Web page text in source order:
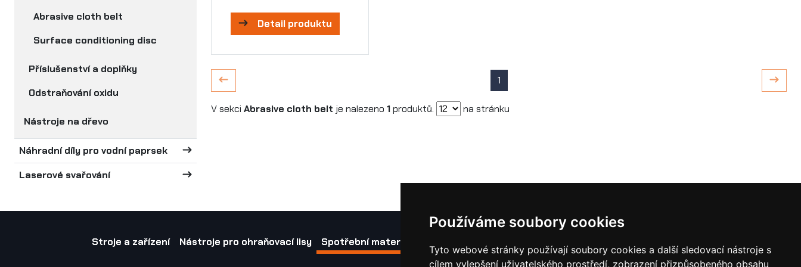
Používáme soubory cookies
Tyto webové stránky používají soubory cookies a další sledovací nástroje s
cílem vylepšení uživatelského prostředí, zobrazení přizpůsobeného obsahu
Abrasive cloth belt
Surface conditioning disc
Příslušenství a doplňky
Odstraňování oxidu
Nástroje na dřevo
Náhradní díly pro vodní paprsek
Laserové svařování
Detail produktu
1
V sekci Abrasive cloth belt je nalezeno 1produktů. na stránku
Stroje a zařízení Nástroje pro ohraňovací lisy Spotřební materiál a nástroje